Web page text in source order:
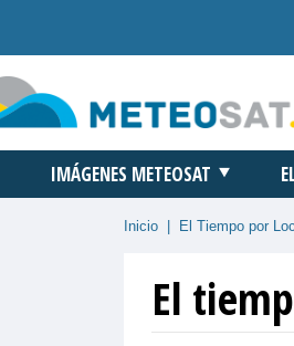
IMÁGENES METEOSAT
Inicio El Tiempo por
El